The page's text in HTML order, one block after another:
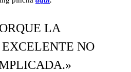
LA
NO